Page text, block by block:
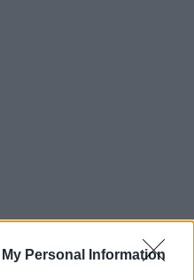
Personal Information